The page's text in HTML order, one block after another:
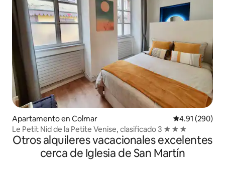
Apartamento en Colmar Calificación
4.91 (290)
Le Petit Nid de la Petite Venise, clasificado 3 ★★★
Otros alquileres vacacionales excelentes
cerca de Iglesia de San Martín